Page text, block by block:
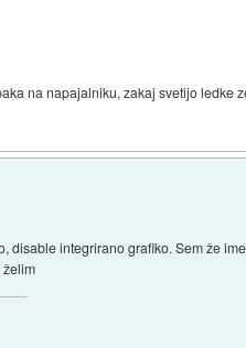
na napajalniku, zakaj svetijo ledke
integrirano grafiko. Sem že
želim